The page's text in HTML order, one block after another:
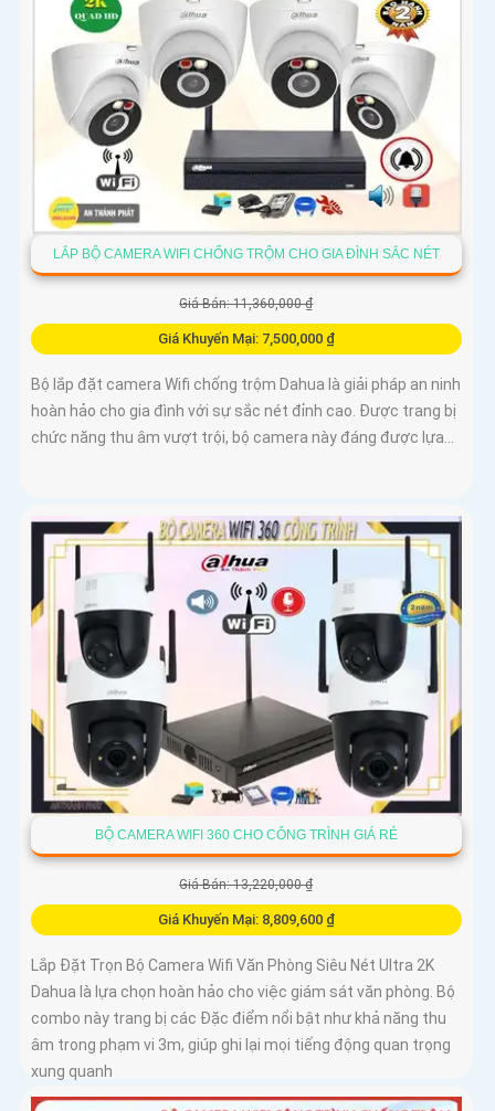
LẮP BỘ CAMERA WIFI CHỐNG TRỘM CHO GIA ĐÌNH SẮC NÉT
Giá Bán: 11,360,000 ₫
Giá Khuyến Mại: 7,500,000 ₫
Bộ lắp đặt camera Wifi chống trộm Dahua là giải pháp an ninh
hoàn hảo cho gia đình với sự sắc nét đỉnh cao. Được trang bị
chức năng thu âm vượt trội, bộ camera này đáng được lựa...
BỘ CAMERA WIFI 360 CHO CÔNG TRÌNH GIÁ RẺ
Giá Bán: 13,220,000 ₫
Giá Khuyến Mại: 8,809,600 ₫
Lắp Đặt Trọn Bộ Camera Wifi Văn Phòng Siêu Nét Ultra 2K
Dahua là lựa chọn hoàn hảo cho việc giám sát văn phòng. Bộ
combo này trang bị các Đặc điểm nổi bật như khả năng thu
âm trong phạm vi 3m, giúp ghi lại mọi tiếng động quan trọng
xung quanh